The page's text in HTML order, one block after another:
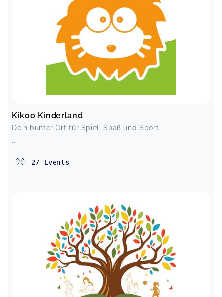
Kikoo Kinderland
Dein bunter Ort für Spiel, Spaß und Sport
...
27 Events